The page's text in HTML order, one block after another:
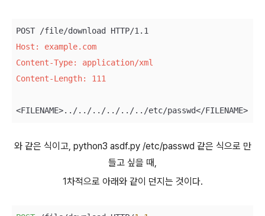
Host: example.com
Content-Type: application/xml
Content-Length: 111
와 같은 식이고, python3 asdf.py /etc/passwd 같은 식으로 만
들고 싶을 때,
1차적으로 아래와 같이 던지는 것이다.